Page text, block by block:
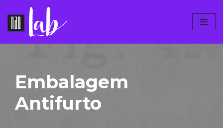
Pular
Embalagem
Antifurto